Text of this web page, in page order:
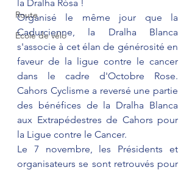
Route
Ecole de vélo
la Dralha Ròsa !
Organisé le même jour que la
Cadurcienne, la Dralha Blanca
s'associe à cet élan de générosité en
faveur de la ligue contre le cancer
dans le cadre d'Octobre Rose.
Cahors Cyclisme a reversé une partie
des bénéfices de la Dralha Blanca
aux Extrapédestres de Cahors pour
la Ligue contre le Cancer.
Le 7 novembre, les Présidents et
organisateurs se sont retrouvés pour